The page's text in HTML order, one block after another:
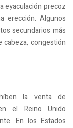
eyaculación precoz
erección. Algunos
secundarios más
cabeza, congestión
la venta de
el Reino Unido
En los Estados